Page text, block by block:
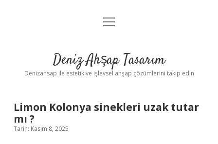
Anasayfa
Yasal Uyarı
menüyü
Deniz Ahşap Tasarım
Denizahsap ile estetik ve işlevsel ahşap çözümlerini takip edin
Limon Kolonya sinekleri uzak tutar
mı ?
Tarih: Kasım 8, 2025